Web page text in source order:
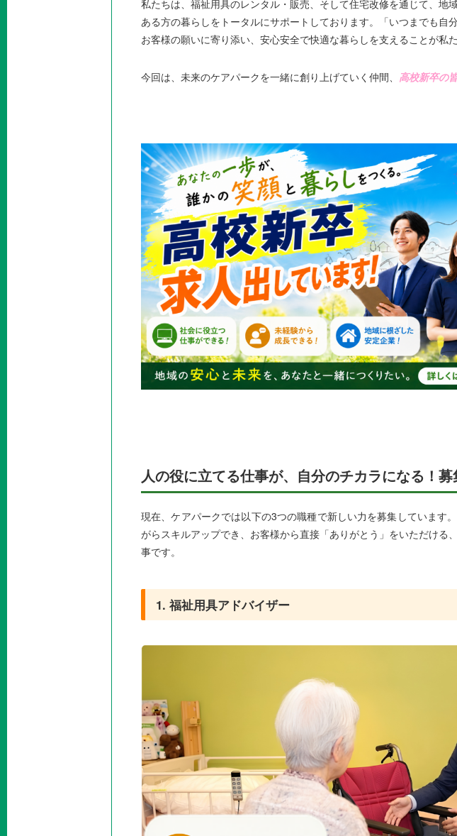
私たちは、福祉用具のレンタル・販売、そして住宅改修を通じて、地
ある方の暮らしをトータルにサポートしております。「いつまでも自
お客様の願いに寄り添い、安心安全で快適な暮らしを支えることが私
今回は、未来のケアパークを一緒に創り上げていく仲間、 高校新卒の
人の役に立てる仕事が、自分のチカラになる！
現在、ケアパークでは以下の3つの職種で新しい力を募集しています
がらスキルアップでき、お客様から直接「ありがとう」をいただける
事です。
1. 福祉用具アドバイザー